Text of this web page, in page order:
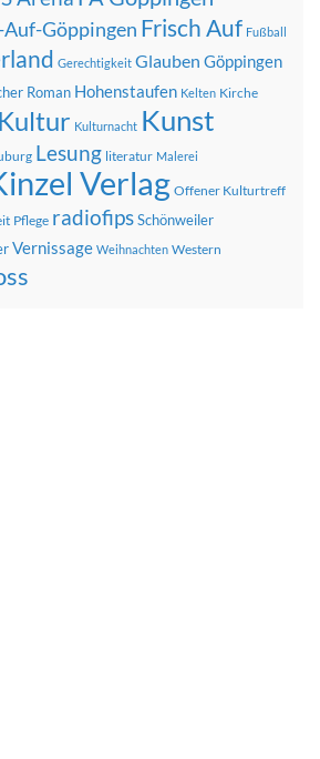
Auf-Göppingen Frisch Auf Fußball
Gerechtigkeit Glauben Göppingen
Roman Hohenstaufen Kelten Kirche
Kultur Kulturnacht Kunst
Lesung literatur Malerei
Verlag Offener Kulturtreff
Pflege radiofipsSchönweiler
Vernissage Weihnachten Western